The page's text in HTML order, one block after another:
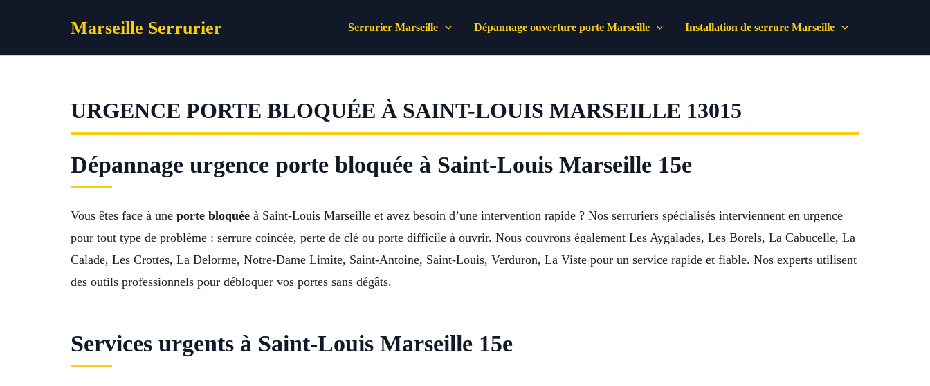
Marseille Serrurier Serrurier Marseille Dépannage ouverture porte Marseille Installation de serrure Marseille
URGENCE PORTE BLOQUÉE À SAINT-LOUIS MARSEILLE 13015
Dépannage urgence porte bloquée à Saint-Louis Marseille 15e
Vous êtes face à une porte bloquée à Saint-Louis Marseille et avez besoin d’une intervention rapide ? Nos serruriers spécialisés interviennent en urgence
pour tout type de problème : serrure coincée, perte de clé ou porte difficile à ouvrir. Nous couvrons également Les Aygalades, Les Borels, La Cabucelle, La
Calade, Les Crottes, La Delorme, Notre-Dame Limite, Saint-Antoine, Saint-Louis, Verduron, La Viste pour un service rapide et fiable. Nos experts utilisent
des outils professionnels pour débloquer vos portes sans dégâts.
Services urgents à Saint-Louis Marseille 15e